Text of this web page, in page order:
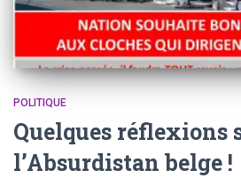
POLITIQUE
Quelques réflexions
l’Absurdistan belge !